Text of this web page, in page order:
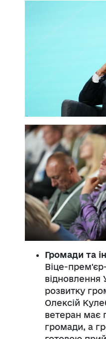
Громади та
Віце-
відновлення
розвитку
Олексій
ветеран має
громади, а